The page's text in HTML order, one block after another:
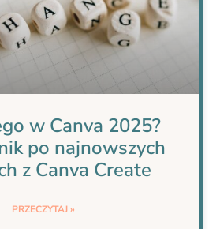
w Canva 2025?
po najnowszych
z Canva Create
PRZECZYTAJ »